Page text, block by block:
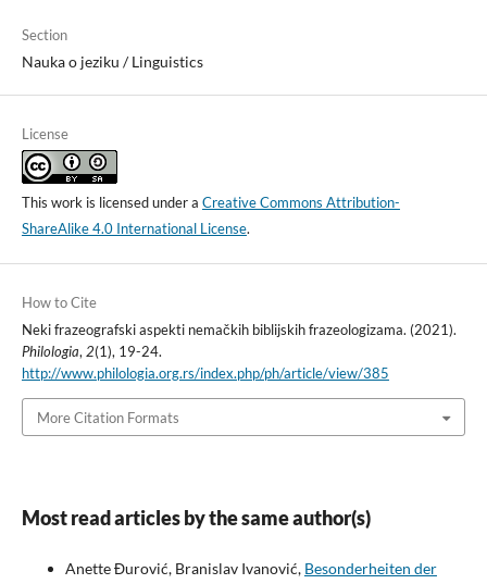
Section
Nauka o jeziku / Linguistics
License
This work is licensed under a Creative Commons Attribution-
ShareAlike 4.0 International License.
How to Cite
Neki frazeografski aspekti nemačkih biblijskih frazeologizama. (2021).
Philologia,2(1), 19-24.
http://www.philologia.org.rs/index.php/ph/article/view/385
More Citation Formats
Most read articles by the same author(s)
Anette Đurović, Branislav Ivanović, Besonderheiten der